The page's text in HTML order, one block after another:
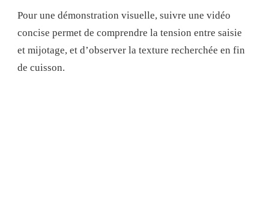
Pour une démonstration visuelle, suivre une vidéo
concise permet de comprendre la tension entre saisie
et mijotage, et d’observer la texture recherchée en fin
de cuisson.